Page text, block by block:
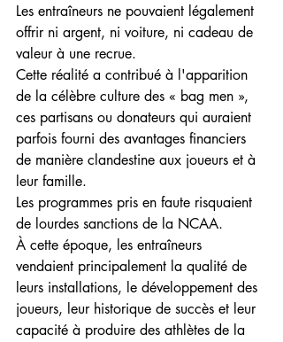
Les entraîneurs ne pouvaient légalement
offrir ni argent, ni voiture, ni cadeau de
valeur à une recrue.
Cette réalité a contribué à l'apparition
de la célèbre culture des « bag men »,
ces partisans ou donateurs qui auraient
parfois fourni des avantages financiers
de manière clandestine aux joueurs et à
leur famille.
Les programmes pris en faute risquaient
de lourdes sanctions de la NCAA.
À cette époque, les entraîneurs
vendaient principalement la qualité de
leurs installations, le développement des
joueurs, leur historique de succès et leur
capacité à produire des athlètes de la